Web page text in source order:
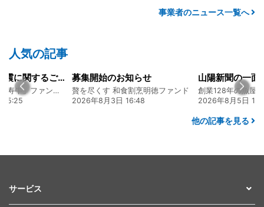
事業者のニュース一覧へ
人気の記事
令和8年熊本地震に関するご報告
熊本 あか牛「延寿牛」ファンド2026
募集開始のお知らせ
贅を尽くす 和食割烹明徳ファンド
2026年8月3日 16:48
2026年8月5日
他の記事を見る
サービス